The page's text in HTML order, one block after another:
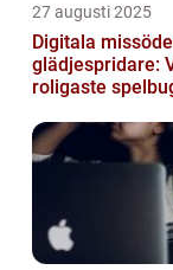
27 augusti 2025
Digitala
glädjespridare:
roligaste